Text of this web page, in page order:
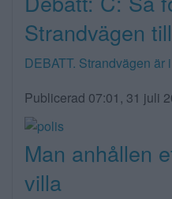
Strandvägen
DEBATT. Strandvägen
Publicerad 07:01, 31 juli
Man anhållen
villa